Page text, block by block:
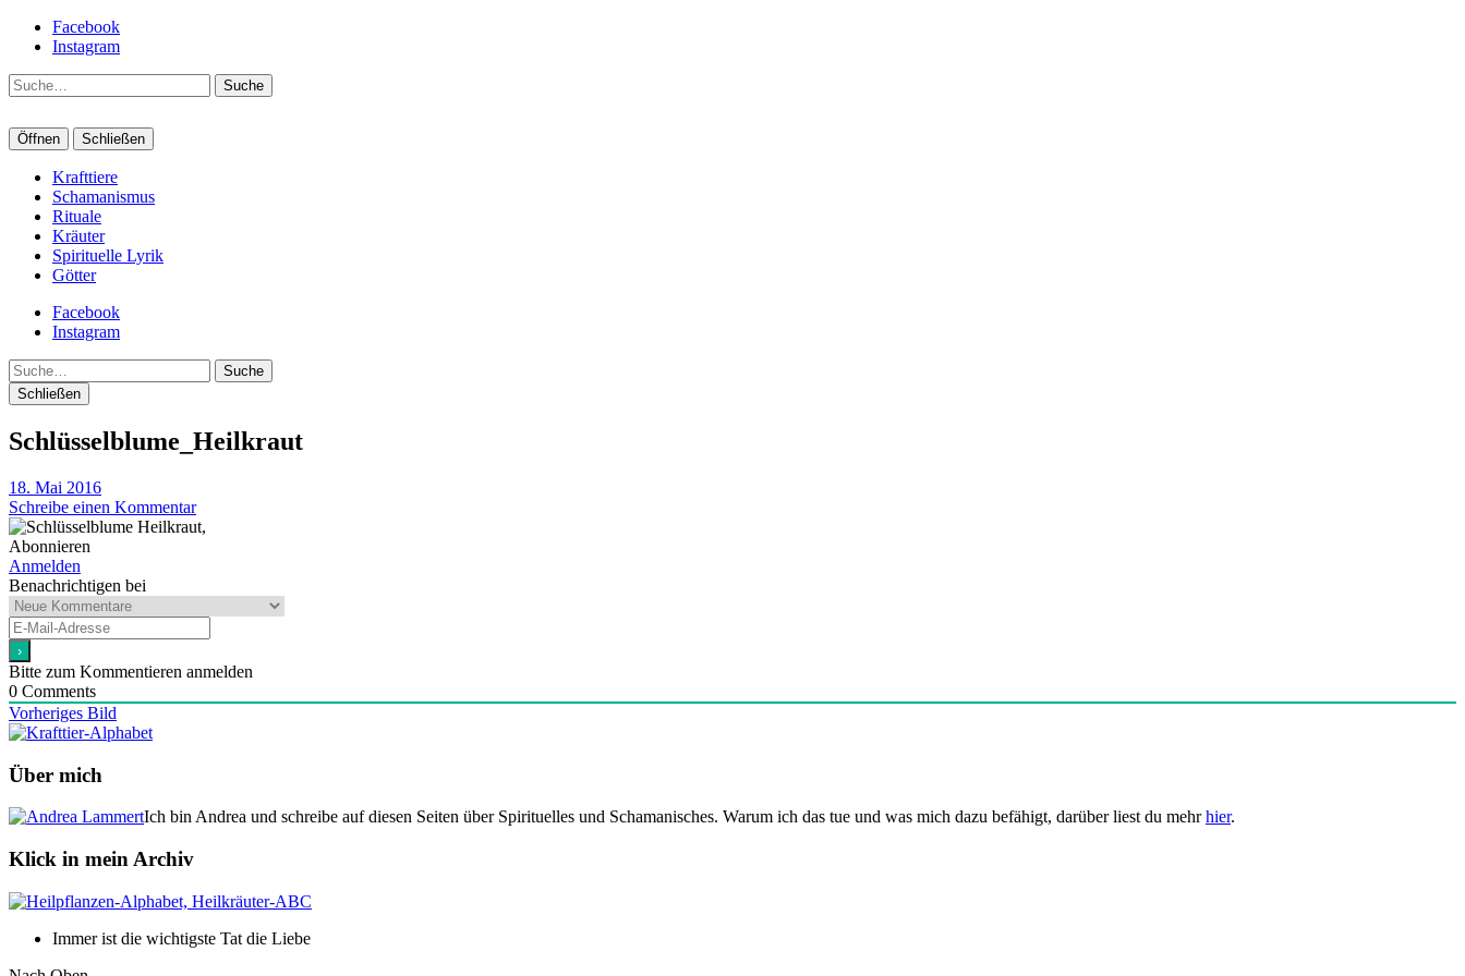
Facebook
Instagram
Suche
Öffnen Schließen
Krafttiere
Schamanismus
Rituale
Kräuter
Spirituelle Lyrik
Götter
Facebook
Instagram
Suche
Schließen
Schlüsselblume_Heilkraut
18. Mai 2016
Schreibe einen Kommentar
Abonnieren
Anmelden
Benachrichtigen bei
Bitte zum Kommentieren anmelden
0 Comments
Vorheriges Bild
Über mich
Ich bin Andrea und schreibe auf diesen Seiten über Spirituelles und Schamanisches. Warum ich das tue und was mich dazu befähigt, darüber liest du mehrhier.
Klick in mein Archiv
Immer ist die wichtigste Tat die Liebe